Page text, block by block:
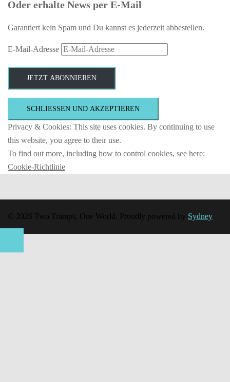
Oder erhalte News per E-Mail
Garantiert kein Spam und Du kannst es jederzeit abbestellen.
E-Mail-Adresse
JETZT ABONNIEREN
Privacy & Cookies: This site uses cookies. By continuing to use
this website, you agree to their use.
To find out more, including how to control cookies, see here:
Cookie-Richtlinie
© 2026 Two Tramps, One World. Proudly powered by Sydney